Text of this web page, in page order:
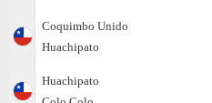
Coquimbo Unido
Huachipato
Huachipato